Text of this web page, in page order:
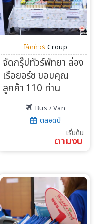
โค้ดทัวร์ Group
จัดกรุ๊ปทัวร์พัทยา ล่อง
เรือยอร์ช ขอบคุณ
ลูกค้า 110 ท่าน
Bus / Van
ตลอดปี
เริ่มต้น
ตามงบ